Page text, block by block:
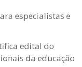
especialistas e
edital do
da educação